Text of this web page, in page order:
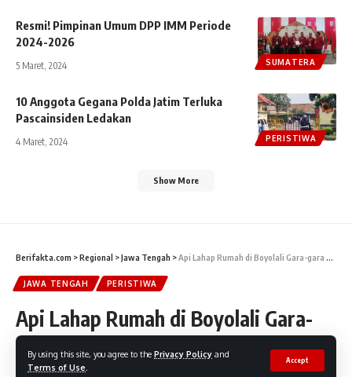
By using this site, you agree to the Privacy Policy and
Terms of Use
Accept
SUMATERA
Resmi! Pimpinan Umum DPP IMM Periode
2024-2026
5 Maret, 2024
PERISTIWA
10 Anggota Gegana Polda Jatim Terluka
Pascainsiden Ledakan
4 Maret, 2024
Show More
Berifakta.com >Regional >Jawa Tengah >Api Lahap Rumah di Boyolali Gara-gara Gas Bocor, Satu Orang Terluka
JAWA TENGAH PERISTIWA
Api Lahap Rumah di Boyolali Gara-
gara Gas Bocor, Satu Orang Terluka